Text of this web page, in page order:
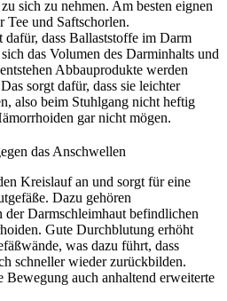
sich zu nehmen. Am besten eignen
Tee und Saftschorlen.
dass Ballaststoffe im Darm
das Volumen des Darminhalts und
Abbauprodukte werden
sorgt dafür, dass sie leichter
also beim Stuhlgang nicht heftig
gar nicht mögen.
das Anschwellen
Kreislauf an und sorgt für eine
Dazu gehören
der Darmschleimhaut befindlichen
Gute Durchblutung erhöht
was dazu führt, dass
schneller wieder zurückbilden.
auch anhaltend erweiterte